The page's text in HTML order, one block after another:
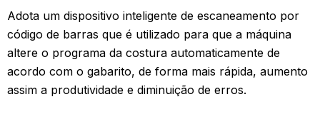
Adota um dispositivo inteligente de escaneamento por
código de barras que é utilizado para que a máquina
altere o programa da costura automaticamente de
acordo com o gabarito, de forma mais rápida, aumento
assim a produtividade e diminuição de erros.